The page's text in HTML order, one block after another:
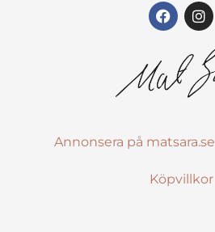
Annonsera på matsara.se
Köpvillkor